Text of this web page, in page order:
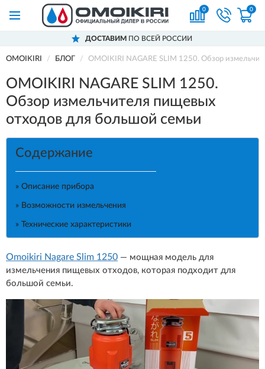
0 0
ДОСТАВИМ ПО ВСЕЙ РОССИИ
OMOIKIRI БЛОГ OMOIKIRI NAGARE SLIM 1250. Обзор
OMOIKIRI NAGARE SLIM 1250.
Обзор измельчителя пищевых
отходов для большой семьи
Содержание
» Описание прибора
» Возможности измельчения
» Технические характеристики
Omoikiri Nagare Slim 1250 — мощная модель для
измельчения пищевых отходов, которая подходит для
большой семьи.